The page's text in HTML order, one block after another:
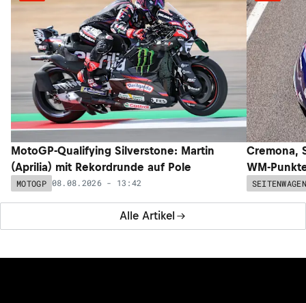
Alle Artikel
MotoGP-Qualifying Silverstone: Martin
(Aprilia) mit Rekordrunde auf Pole
MOTOGP 08.08.2026 - 13:42
Cremona,
WM-
SEITENWAGEN